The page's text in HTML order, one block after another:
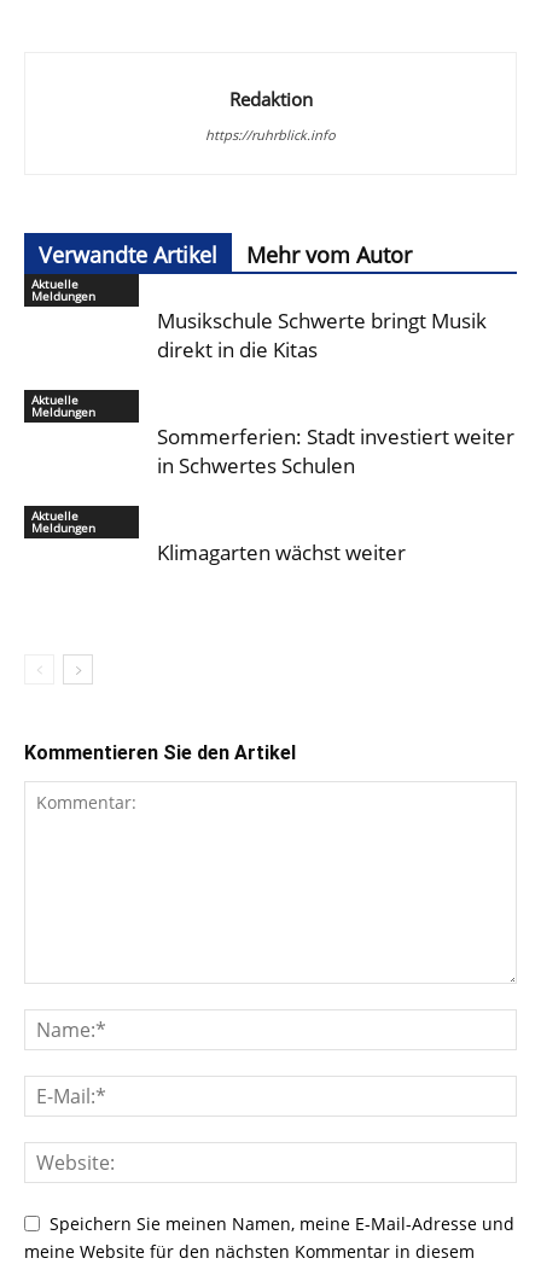
Redaktion
https://ruhrblick.info
Verwandte Artikel Mehr vom Autor
Aktuelle
Meldungen
Musikschule Schwerte bringt Musik
direkt in die Kitas
Aktuelle
Meldungen
Sommerferien: Stadt investiert weiter
in Schwertes Schulen
Aktuelle
Meldungen
Klimagarten wächst weiter
Kommentieren Sie den Artikel
Speichern Sie meinen Namen, meine E-Mail-Adresse und
meine Website für den nächsten Kommentar in diesem